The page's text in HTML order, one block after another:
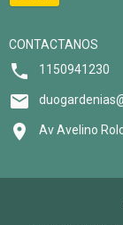
CONTACTANOS
1150941230
Av Avelino